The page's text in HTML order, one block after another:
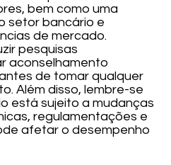
bem como uma
setor bancário e
de mercado.
pesquisas
aconselhamento
de tomar qualquer
Além disso, lembre-se
está sujeito a mudanças
regulamentações e
afetar o desempenho